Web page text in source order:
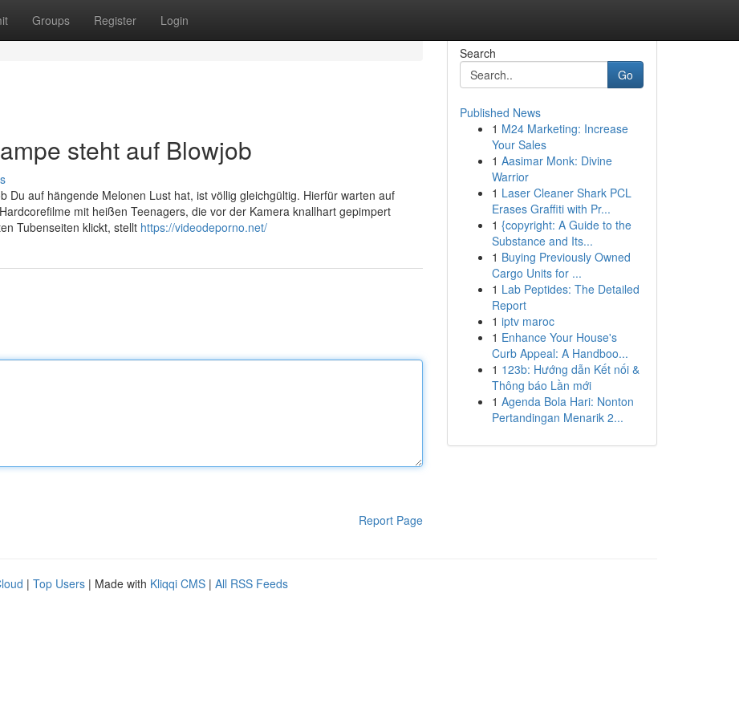
Groups Register Login
steht auf Blowjob
Du auf hängende Melonen Lust hat, ist völlig gleichgültig. Hierfür warten auf
mit heißen Teenagers, die vor der Kamera knallhart gepimpert
Tubenseiten klickt, stellt https://videodeporno.net/
Report Page
Search
Go
Published News
1 M24 Marketing: Increase
Your Sales
1 Aasimar Monk: Divine
Warrior
1 Laser Cleaner Shark PCL
Erases Graffiti with Pr...
1 {copyright: A Guide to the
Substance and Its...
1 Buying Previously Owned
Cargo Units for ...
1 Lab Peptides: The Detailed
Report
1 iptv maroc
1 Enhance Your House's
Curb Appeal: A Handboo...
1 123b: Hướng dẫn Kết nối &
Thông báo Lần mới
1 Agenda Bola Hari: Nonton
Pertandingan Menarik 2...
| Top Users | Made with Kliqqi CMS | All RSS Feeds